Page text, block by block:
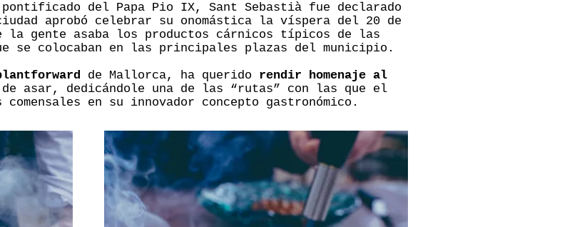
del Papa Pio IX, Sant Sebastià fue declarado
aprobó celebrar su onomástica la víspera del 20 de
la gente asaba los productos cárnicos típicos de las
se colocaban en las principales plazas del municipio.
de Mallorca, ha querido rendir homenaje al
asar, dedicándole una de las “rutas” con las que el
en su innovador concepto gastronómico.